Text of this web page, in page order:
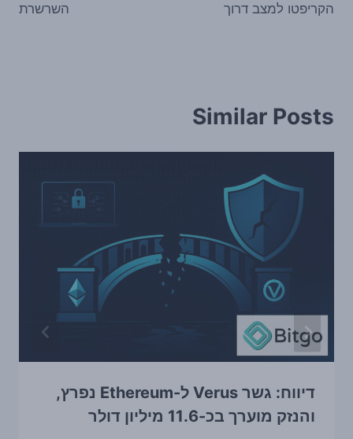
הקריפטו למצב דרוך
השרשרת
Similar Posts
דיווח: גשר Verus ל-Ethereum נפרץ,
והנזק מוערך בכ-11.6 מיליון דולר